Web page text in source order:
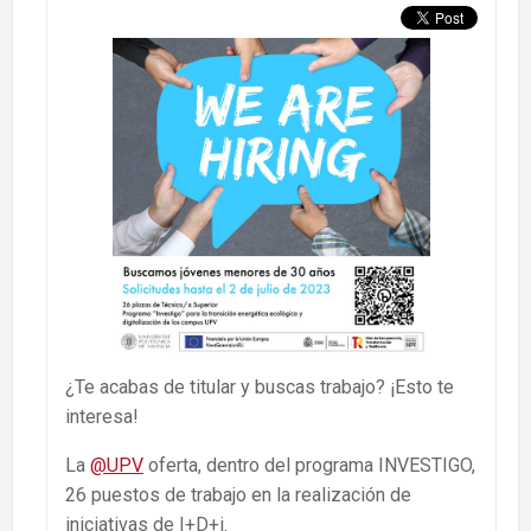
¿Te acabas de titular y buscas trabajo? ¡Esto te
interesa!
La @UPV oferta, dentro del programa INVESTIGO,
26 puestos de trabajo en la realización de
iniciativas de I+D+i.